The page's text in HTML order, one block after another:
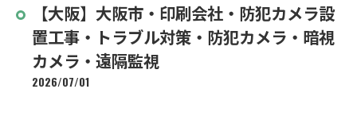
【大阪】大阪市・印刷会社・防犯カメラ設
置工事・トラブル対策・防犯カメラ・暗視
カメラ・遠隔監視
2026/07/01